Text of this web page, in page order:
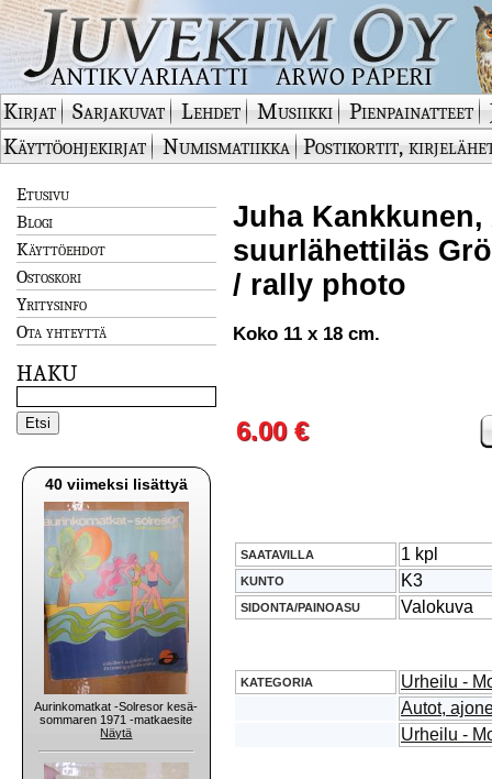
Kirjat Sarjakuvat Lehdet Musiikki Pienpainatteet
Käyttöohjekirjat
Numismatiikka Postikortit,
Etusivu
Blogi
Käyttöehdot
Ostoskori
Yritysinfo
Ota yhteyttä
HAKU
40 viimeksi lisättyä
Aurinkomatkat -Solresor kesä-
sommaren 1971 -matkaesite
Näytä
Juha Kankkunen,
suurlähettiläs
/ rally photo
Koko 11 x 18 cm.
6.00 €
SAATAVILLA 1 kpl
KUNTO K3
SIDONTA/PAINOASU Valokuva
KATEGORIA
Urheilu -
Autot,
Urheilu -